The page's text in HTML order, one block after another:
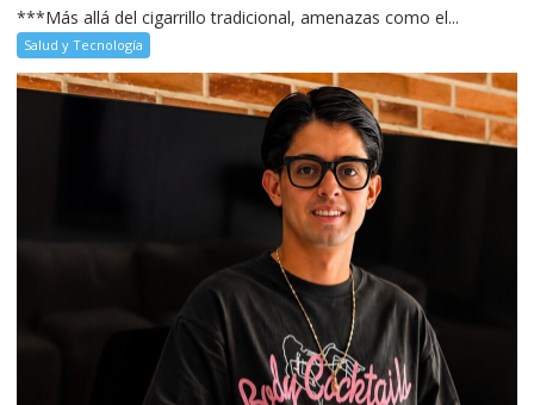
***Más allá del cigarrillo tradicional, amenazas como el...
Salud y Tecnología